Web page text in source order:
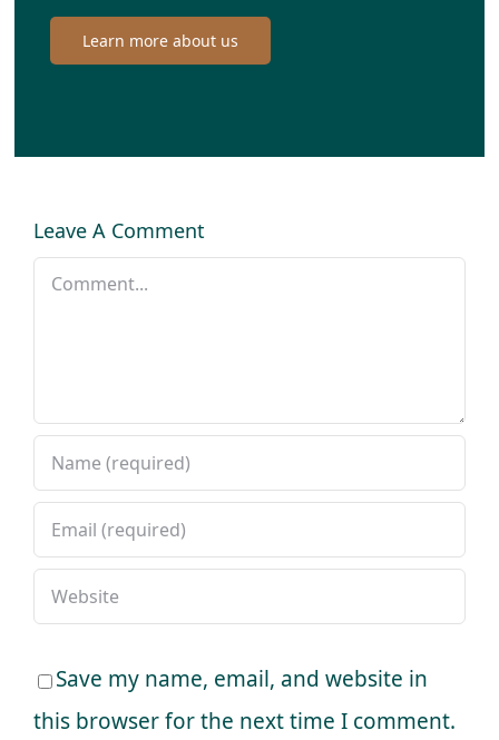
Learn more about us
Leave A Comment
Comment
Save my name, email, and website in
this browser for the next time I comment.